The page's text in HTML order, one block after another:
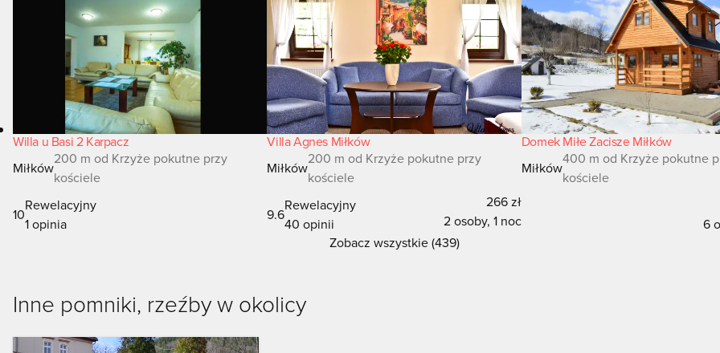
Willa u Basi 2 Karpacz
Miłków
200 m od Krzyże pokutne przy
kościele
10
Rewelacyjny
1 opinia
Villa Agnes Miłków
Miłków
200 m od Krzyże pokutne przy
kościele
9.6
Rewelacyjny
40 opinii
266 zł
2 osoby, 1 noc
Domek Miłe Zacisze Miłków
Miłków
400 m od Krzyże pokutne
kościele
6
Zobacz wszystkie (439)
Inne pomniki, rzeźby w okolicy